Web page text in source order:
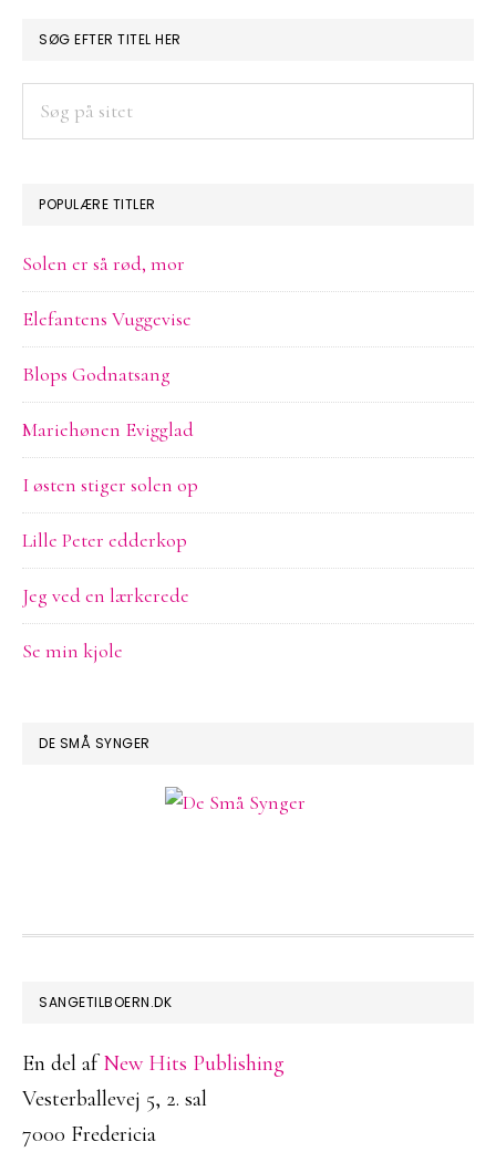
PRIMÆR
SIDEBAR
SØG EFTER TITEL HER
POPULÆRE TITLER
Solen er så rød, mor
Elefantens Vuggevise
Blops Godnatsang
Mariehønen Evigglad
I østen stiger solen op
Lille Peter edderkop
Jeg ved en lærkerede
Se min kjole
DE SMÅ SYNGER
FOOTER
SANGETILBOERN.DK
En del afNew Hits Publishing
Vesterballevej 5, 2. sal
7000 Fredericia